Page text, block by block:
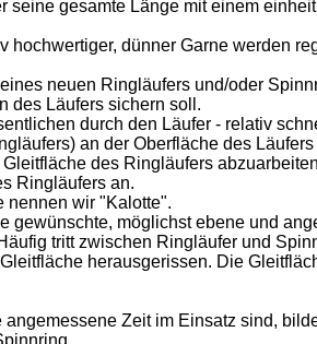
seine gesamte Länge mit einem
hochwertiger, dünner Garne werden
neuen Ringläufers und/oder
des Läufers sichern soll.
durch den Läufer - relativ
an der Oberfläche des
des Ringläufers
Ringläufers an.
nennen wir "Kalotte".
gewünschte, möglichst ebene und
tritt zwischen Ringläufer und
herausgerissen. Die
Zeit im Einsatz sind,